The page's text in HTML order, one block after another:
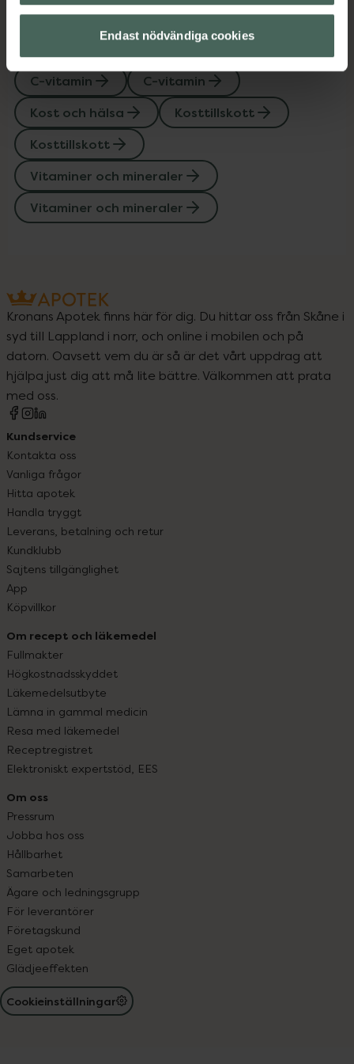
Endast nödvändiga cookies
Upptäck flera produkter inom
C-vitamin
C-vitamin
Kost och hälsa
Kosttillskott
Kosttillskott
Vitaminer och mineraler
Vitaminer och mineraler
Kronans Apotek finns här för dig. Du hittar oss från Skåne i
syd till Lappland i norr, och online i mobilen och på
datorn. Oavsett vem du är så är det vårt uppdrag att
hjälpa just dig att må lite bättre. Välkommen att prata
med oss.
Kundservice
Kontakta oss
Vanliga frågor
Hitta apotek
Handla tryggt
Leverans, betalning och retur
Kundklubb
Sajtens tillgänglighet
App
Köpvillkor
Om recept och läkemedel
Fullmakter
Högkostnadsskyddet
Läkemedelsutbyte
Lämna in gammal medicin
Resa med läkemedel
Receptregistret
Elektroniskt expertstöd, EES
Om oss
Pressrum
Jobba hos oss
Hållbarhet
Samarbeten
Ägare och ledningsgrupp
För leverantörer
Företagskund
Eget apotek
Glädjeeffekten
Cookieinställningar